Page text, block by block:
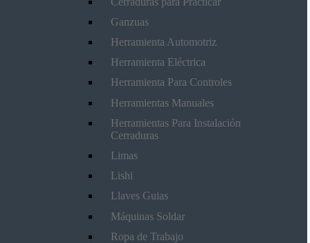
Ganzuas
Herramienta Automotriz
Herramienta Eléctrica
Herramienta Para Controles
Herramientas Manuales
Herramientas Para Instalación
Cerraduras
Limas
Lishi
Llaves Guias
Máquinas Soldar
Ropa de Trabajo